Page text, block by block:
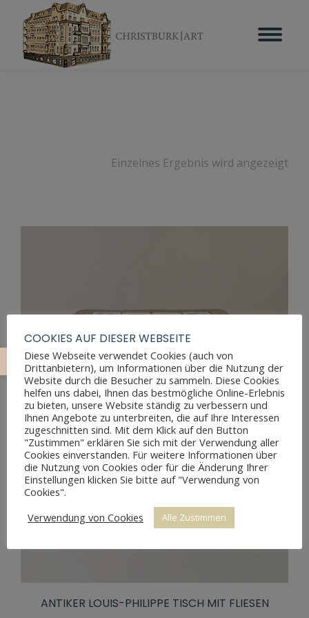
Einzelnes Ergebnis wird angezeigt
ANTIKER LOUIS-PHILIPPE TISCH MIT FLIESEN
COOKIES AUF DIESER WEBSEITE
Diese Webseite verwendet Cookies (auch von
Drittanbietern), um Informationen über die Nutzung der
Website durch die Besucher zu sammeln. Diese Cookies
helfen uns dabei, Ihnen das bestmögliche Online-Erlebnis
zu bieten, unsere Website ständig zu verbessern und
Ihnen Angebote zu unterbreiten, die auf Ihre Interessen
zugeschnitten sind. Mit dem Klick auf den Button
"Zustimmen" erklären Sie sich mit der Verwendung aller
Cookies einverstanden. Für weitere Informationen über
die Nutzung von Cookies oder für die Änderung Ihrer
Einstellungen klicken Sie bitte auf "Verwendung von
Cookies".
Verwendung von Cookies
Alle Zustimmen